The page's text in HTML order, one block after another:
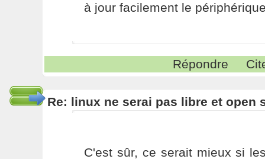
à jour facilement le
Répondre
Re: linux ne serai pas libre et open
C'est sûr, ce serait mieux si